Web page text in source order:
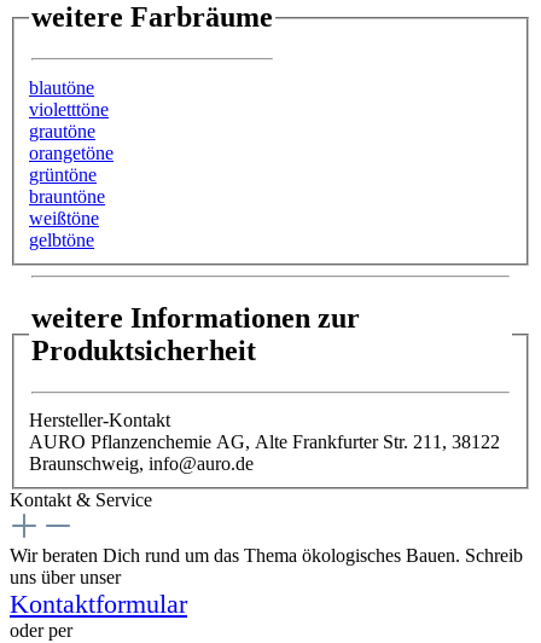
weitere Farbräume
blautöne
violetttöne
grautöne
orangetöne
grüntöne
brauntöne
weißtöne
gelbtöne
weitere Informationen zur
Produktsicherheit
Hersteller-Kontakt
AURO Pflanzenchemie AG, Alte Frankfurter Str. 211, 38122
Braunschweig, info@auro.de
Kontakt & Service
Wir beraten Dich rund um das Thema ökologisches Bauen. Schreib
uns über unser
Kontaktformular
oder per